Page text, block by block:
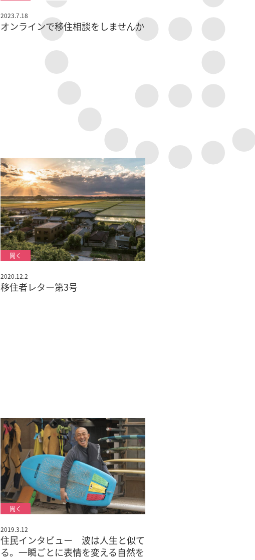
2023.7.18
オンラインで移住相談をしませんか
2020.12.2
移住者レター第3号
2019.3.12
住民インタビュー 波は人生と似て
る。一瞬ごとに表情を変える自然を